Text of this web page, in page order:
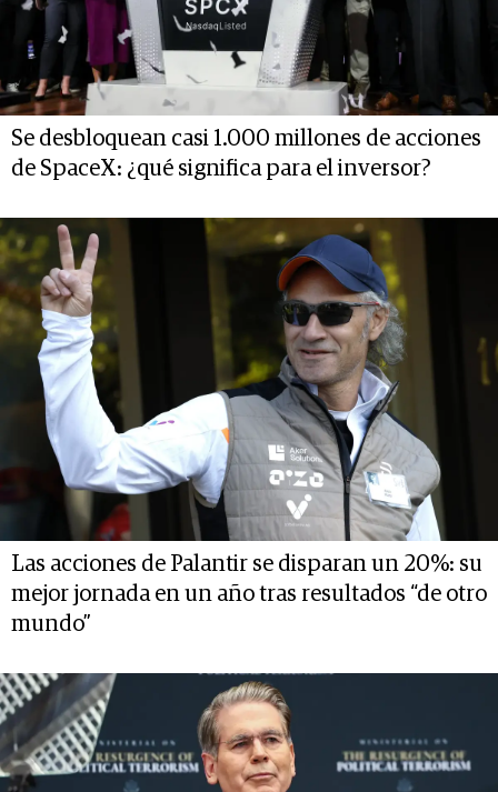
Se desbloquean casi 1.000 millones de acciones
de SpaceX: ¿qué significa para el inversor?
Las acciones de Palantir se disparan un 20%: su
mejor jornada en un año tras resultados “de otro
mundo”